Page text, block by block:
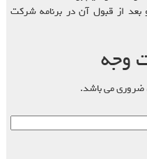
بعد از قبول آن در برنامه شرکت
وجه
ضروری می باشد.